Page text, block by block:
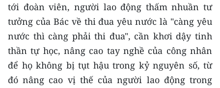
tới đoàn viên, người lao động thấm nhuần tư
tưởng của Bác về thi đua yêu nước là "càng yêu
nước thì càng phải thi đua", cần khơi dậy tinh
thần tự học, nâng cao tay nghề của công nhân
để họ không bị tụt hậu trong kỷ nguyên số, từ
đó nâng cao vị thế của người lao động trong